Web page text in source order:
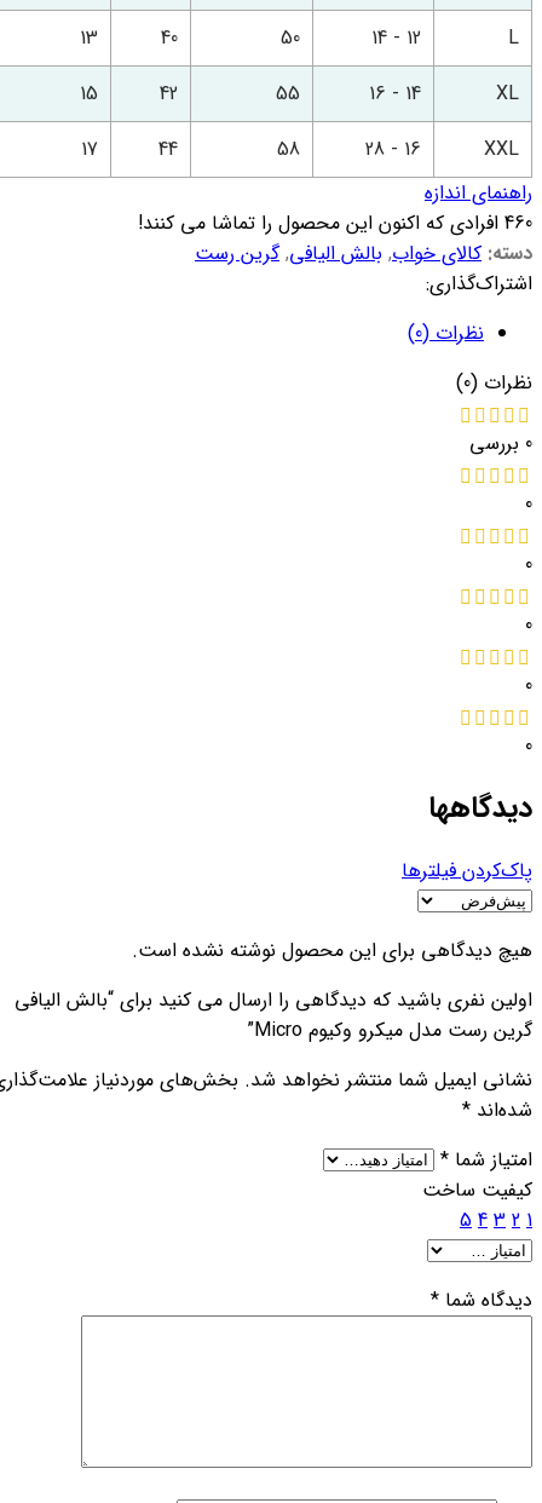
L
12 - 14
50
40
13
XL
14 - 16
55
42
15
XXL
16 - 28
58
44
17
راهنمای اندازه
460 افرادی که اکنون این محصول را تماشا می کنند!
دسته: کالای خواب, بالش الیافی, گرین رست
اشتراک‌گذاری:
نظرات (0)
نظرات (0)
0 بررسی
0
0
0
0
0
دیدگاهها
پاک‌کردن فیلترها
هیچ دیدگاهی برای این محصول نوشته نشده است.
اولین نفری باشید که دیدگاهی را ارسال می کنید برای “بالش الیافی
گرین رست مدل میکرو وکیوم Micro”
نشانی ایمیل شما منتشر نخواهد شد. بخش‌های موردنیاز
شده‌اند *
امتیاز شما *
کیفیت ساخت
1
2
3
4
5
دیدگاه شما *